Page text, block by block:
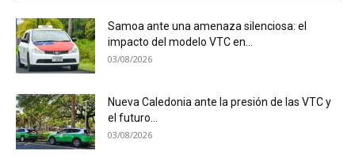
Samoa ante una amenaza silenciosa: el
impacto del modelo VTC en...
03/08/2026
Nueva Caledonia ante la presión de las VTC y
el futuro...
03/08/2026